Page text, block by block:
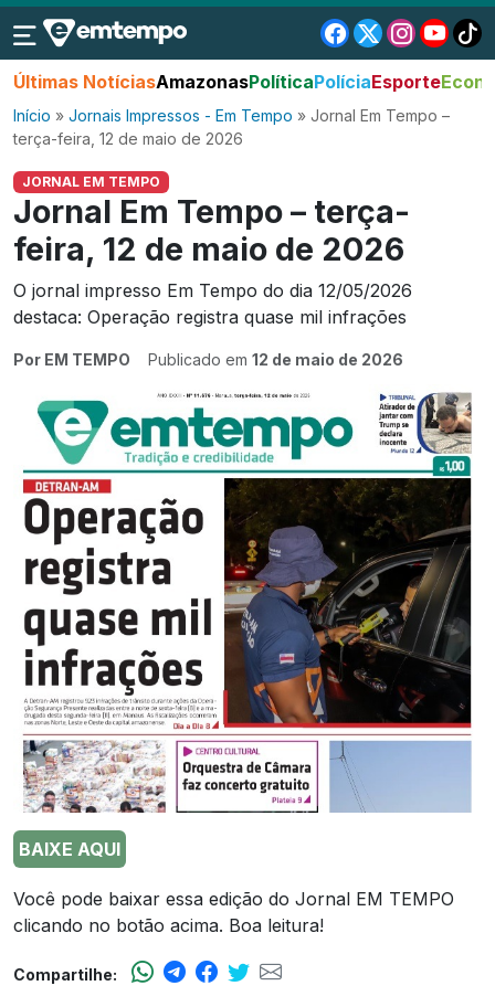
Últimas NotíciasAmazonasPolíticaPolíciaEsporte
Início » Jornais Impressos - Em Tempo » Jornal Em Tempo –
terça-feira, 12 de maio de 2026
JORNAL EM TEMPO
Jornal Em Tempo – terça-
feira, 12 de maio de 2026
O jornal impresso Em Tempo do dia 12/05/2026
destaca: Operação registra quase mil infrações
Por EM TEMPO Publicado em 12 de maio de 2026
BAIXE AQUI
Você pode baixar essa edição do Jornal EM TEMPO
clicando no botão acima. Boa leitura!
Compartilhe: